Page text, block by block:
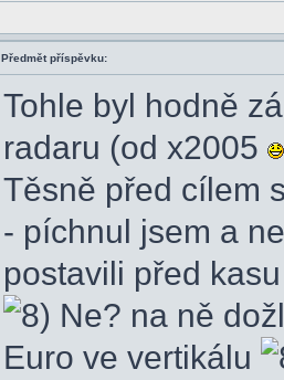
Předmět příspěvku:
Tohle byl hodně
radaru (od x2005
Těsně před cílem
- píchnul jsem a
postavili před
Ne? na ně
Euro ve vertikálu